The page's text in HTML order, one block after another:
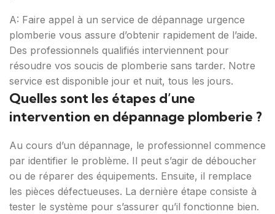
A: Faire appel à un service de dépannage urgence
plomberie vous assure d’obtenir rapidement de l’aide.
Des professionnels qualifiés interviennent pour
résoudre vos soucis de plomberie sans tarder. Notre
service est disponible jour et nuit, tous les jours.
Quelles sont les étapes d’une
intervention en dépannage plomberie ?
Au cours d’un dépannage, le professionnel commence
par identifier le problème. Il peut s’agir de déboucher
ou de réparer des équipements. Ensuite, il remplace
les pièces défectueuses. La dernière étape consiste à
tester le système pour s’assurer qu’il fonctionne bien.